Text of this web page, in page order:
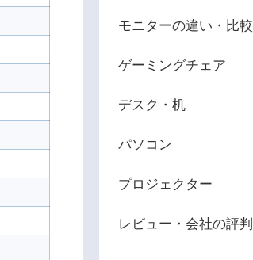
モニターの違い・比較
ゲーミングチェア
デスク・机
パソコン
プロジェクター
レビュー・会社の評判